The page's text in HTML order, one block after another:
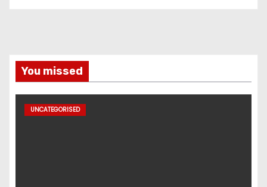
You missed
UNCATEGORISED